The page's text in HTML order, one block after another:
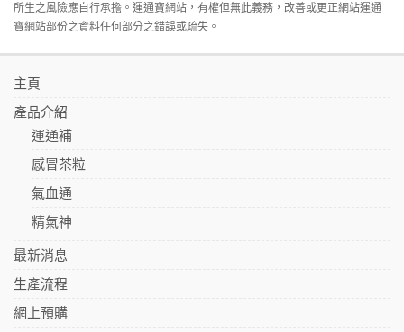
所生之風險應自行承擔。運通寶網站，有權但無此義務，改善或更正網站運通
寶網站部份之資料任何部分之錯誤或疏失。
主頁
產品介紹
運通補
感冒茶粒
氣血通
精氣神
最新消息
生產流程
網上預購